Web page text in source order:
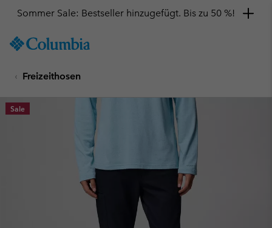
TO
SKIP
MAIN
NAV
Sommer Sale: Bestseller hinzugefügt. Bis zu 50 %!
Freizeithosen
Sale